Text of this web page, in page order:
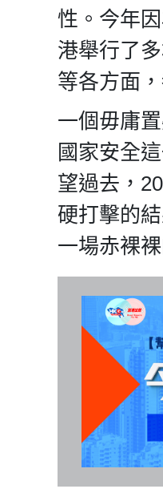
性。今年
港舉行了
等各方面
一個毋庸
國家安全
望過去，
硬打擊的
一場赤裸